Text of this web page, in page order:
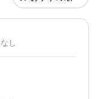
し